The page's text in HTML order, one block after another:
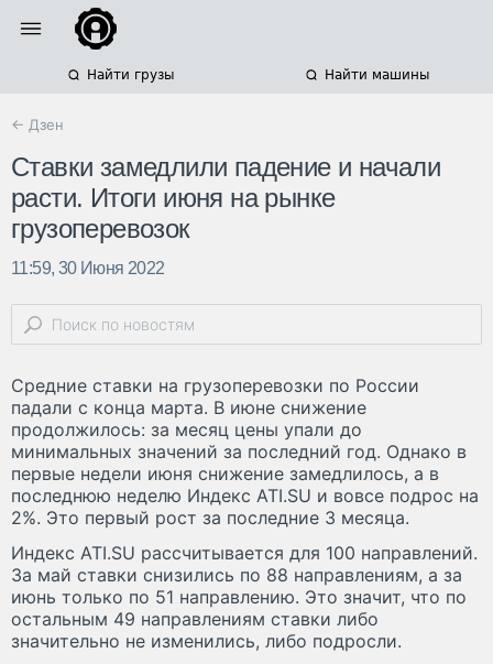
Найти грузы Найти машины
← Дзен
Ставки замедлили падение и начали
расти. Итоги июня на рынке
грузоперевозок
11:59, 30 Июня 2022
Средние ставки на грузоперевозки по России
падали с конца марта. В июне снижение
продолжилось: за месяц цены упали до
минимальных значений за последний год. Однако в
первые недели июня снижение замедлилось, а в
последнюю неделю Индекс ATI.SU и вовсе подрос на
2%. Это первый рост за последние 3 месяца.
Индекс ATI.SU рассчитывается для 100 направлений.
За май ставки снизились по 88 направлениям, а за
июнь только по 51 направлению. Это значит, что по
остальным 49 направлениям ставки либо
значительно не изменились, либо подросли.